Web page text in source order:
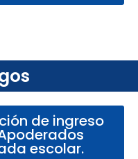
de ingreso
escolar.